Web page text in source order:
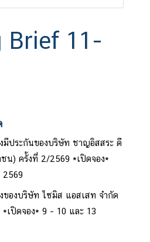
Brief 11-
มีประกันของบริษัท ชาญอิสสระ ดี
น) ครั้งที่ 2/2569 *เปิดจอง*
2569
ของบริษัท ไซมิส แอสเสท จำกัด
เปิดจอง* 9 – 10 และ 13